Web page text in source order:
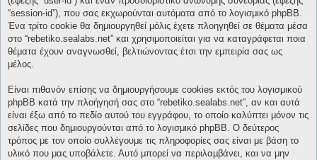
“session-id”), που σας εκχωρούνται αυτόματα από το λογισμικό phpBB.
Ένα τρίτο cookie θα δημιουργηθεί μόλις έχετε πλοηγηθεί σε θέματα μέσα
στο “rebetiko.sealabs.net” και χρησιμοποιείται για να καταγράφεται ποια
θέματα έχουν αναγνωσθεί, βελτιώνοντας έτσι την εμπειρία σας ως
μέλος.
Είναι πιθανόν επίσης να δημιουργήσουμε cookies εκτός του λογισμικού
phpBB κατά την πλοήγησή σας στο “rebetiko.sealabs.net”, αν και αυτά
είναι έξω από το πεδίο αυτού του εγγράφου, το οποίο καλύπτει μόνον τις
σελίδες που δημιουργούνται από το λογισμικό phpBB. Ο δεύτερος
τρόπος με τον οποίο συλλέγουμε τις πληροφορίες σας είναι με βάση το
υλικό που μας υποβάλετε. Αυτό μπορεί να περιλαμβάνει, και να μην